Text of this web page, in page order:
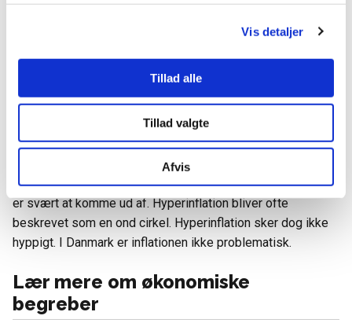
Vis detaljer
Tillad alle
Tillad valgte
Afvis
Der er i bund og grund ikke noget farligt eller problematisk
samfund. Inflation bliver først et problem, hvis den er
meget kraftig og sker i en lang periode. Denne form for
inflation kaldes hyperinflation. Hyperinflation er
problematisk, fordi det kan betyde store pengetab, da
værdien på penge falder. Hyperinflation sker, hvis
inflationen overstiger 50 % om måneden. Det kan være en
stor krise for et land, hvis det oplever hyperinflation, da det
er svært at komme ud af. Hyperinflation bliver ofte
beskrevet som en ond cirkel. Hyperinflation sker dog ikke
hyppigt. I Danmark er inflationen ikke problematisk.
Lær mere om økonomiske
begreber